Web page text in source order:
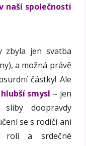
naší společnosti
zbyla jen svatba
a možná právě
částky! Ale
smysl – jen
doopravdy
se s rodiči ani
rolí a srdečné